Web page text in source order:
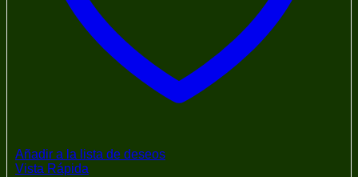
Añadir a la lista de deseos
Vista Rápida